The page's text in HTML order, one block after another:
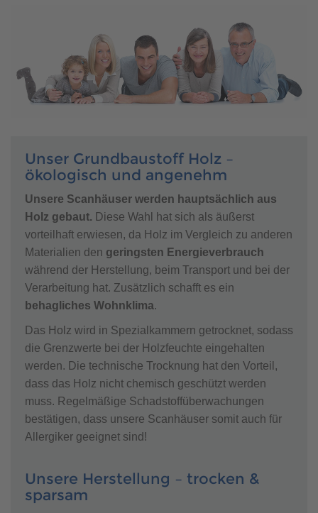
Unser Grundbaustoff Holz –
ökologisch und angenehm
Unsere Scanhäuser werden hauptsächlich aus
Holz gebaut. Diese Wahl hat sich als äußerst
vorteilhaft erwiesen, da Holz im Vergleich zu anderen
Materialien den geringsten Energieverbrauch
während der Herstellung, beim Transport und bei der
Verarbeitung hat. Zusätzlich schafft es ein
behagliches Wohnklima.
Das Holz wird in Spezialkammern getrocknet, sodass
die Grenzwerte bei der Holzfeuchte eingehalten
werden. Die technische Trocknung hat den Vorteil,
dass das Holz nicht chemisch geschützt werden
muss. Regelmäßige Schadstoffüberwachungen
bestätigen, dass unsere Scanhäuser somit auch für
Allergiker geeignet sind!
Unsere Herstellung – trocken &
sparsam